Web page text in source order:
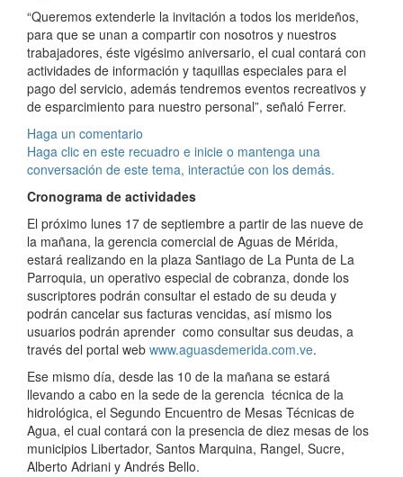
“Queremos extenderle la invitación a todos los merideños,
para que se unan a compartir con nosotros y nuestros
trabajadores, éste vigésimo aniversario, el cual contará con
actividades de información y taquillas especiales para el
pago del servicio, además tendremos eventos recreativos y
de esparcimiento para nuestro personal”, señaló Ferrer.
Haga un comentario
Haga clic en este recuadro e inicie o mantenga una
conversación de este tema, interactúe con los demás.
Cronograma de actividades
El próximo lunes 17 de septiembre a partir de las nueve de
la mañana, la gerencia comercial de Aguas de Mérida,
estará realizando en la plaza Santiago de La Punta de La
Parroquia, un operativo especial de cobranza, donde los
suscriptores podrán consultar el estado de su deuda y
podrán cancelar sus facturas vencidas, así mismo los
usuarios podrán aprender como consultar sus deudas, a
través del portal web www.aguasdemerida.com.ve.
Ese mismo día, desde las 10 de la mañana se estará
llevando a cabo en la sede de la gerencia técnica de la
hidrológica, el Segundo Encuentro de Mesas Técnicas de
Agua, el cual contará con la presencia de diez mesas de los
municipios Libertador, Santos Marquina, Rangel, Sucre,
Alberto Adriani y Andrés Bello.